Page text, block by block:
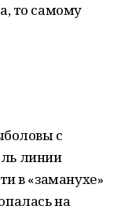
то самому
с
линии
в «заманухе»
на